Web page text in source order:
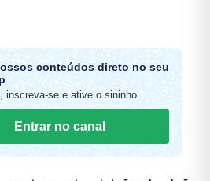
conteúdos direto no seu
inscreva-se e ative o sininho.
Entrar no canal